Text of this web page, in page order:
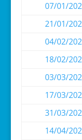
07/01/
21/01/
04/02/
18/02/
03/03/
17/03/
31/03/
14/04/